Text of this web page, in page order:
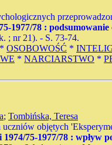
1977/78 :
; nr 21). - S. 73-74.
* OSOBOWOŚĆ *
* NARCIARSTWO *
; Tombińska, Teresa
uczniów objętych
75-1977/78 : wpływ